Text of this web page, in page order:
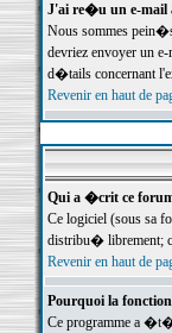
J'ai re�u un e-mail
Nous sommes
devriez envoyer un
d�tails concernant
Revenir en haut de
Qui a �crit ce
Ce logiciel (sous sa
distribu� librement;
Revenir en haut de
Pourquoi la
Ce programme a